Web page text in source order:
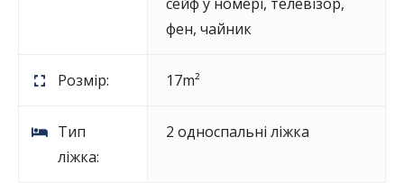
фен, чайник
Розмір: 17m²
Тип
ліжка:
2 односпальні ліжка